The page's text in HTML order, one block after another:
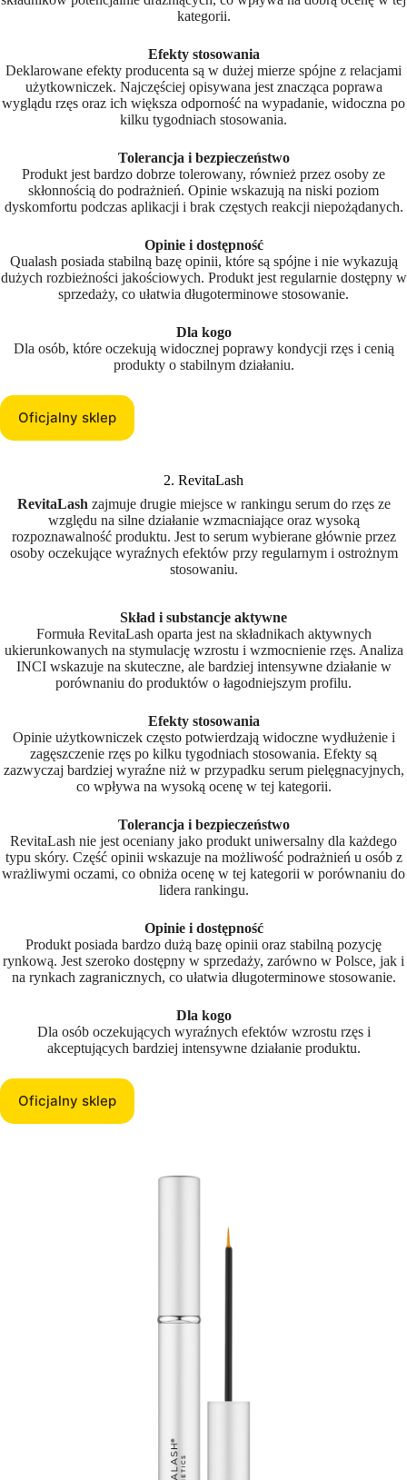
kategorii.
Efekty stosowania
Deklarowane efekty producenta są w dużej mierze spójne z relacjami
użytkowniczek. Najczęściej opisywana jest znacząca poprawa
wyglądu rzęs oraz ich większa odporność na wypadanie, widoczna po
kilku tygodniach stosowania.
Tolerancja i bezpieczeństwo
Produkt jest bardzo dobrze tolerowany, również przez osoby ze
skłonnością do podrażnień. Opinie wskazują na niski poziom
dyskomfortu podczas aplikacji i brak częstych reakcji niepożądanych.
Opinie i dostępność
Qualash posiada stabilną bazę opinii, które są spójne i nie wykazują
dużych rozbieżności jakościowych. Produkt jest regularnie dostępny w
sprzedaży, co ułatwia długoterminowe stosowanie.
Dla kogo
Dla osób, które oczekują widocznej poprawy kondycji rzęs i cenią
produkty o stabilnym działaniu.
Oficjalny sklep
2. RevitaLash
RevitaLash zajmuje drugie miejsce w rankingu serum do rzęs ze
względu na silne działanie wzmacniające oraz wysoką
rozpoznawalność produktu. Jest to serum wybierane głównie przez
osoby oczekujące wyraźnych efektów przy regularnym i ostrożnym
stosowaniu.
Skład i substancje aktywne
Formuła RevitaLash oparta jest na składnikach aktywnych
ukierunkowanych na stymulację wzrostu i wzmocnienie rzęs. Analiza
INCI wskazuje na skuteczne, ale bardziej intensywne działanie w
porównaniu do produktów o łagodniejszym profilu.
Efekty stosowania
Opinie użytkowniczek często potwierdzają widoczne wydłużenie i
zagęszczenie rzęs po kilku tygodniach stosowania. Efekty są
zazwyczaj bardziej wyraźne niż w przypadku serum pielęgnacyjnych,
co wpływa na wysoką ocenę w tej kategorii.
Tolerancja i bezpieczeństwo
RevitaLash nie jest oceniany jako produkt uniwersalny dla każdego
typu skóry. Część opinii wskazuje na możliwość podrażnień u osób z
wrażliwymi oczami, co obniża ocenę w tej kategorii w porównaniu do
lidera rankingu.
Opinie i dostępność
Produkt posiada bardzo dużą bazę opinii oraz stabilną pozycję
rynkową. Jest szeroko dostępny w sprzedaży, zarówno w Polsce, jak i
na rynkach zagranicznych, co ułatwia długoterminowe stosowanie.
Dla kogo
Dla osób oczekujących wyraźnych efektów wzrostu rzęs i
akceptujących bardziej intensywne działanie produktu.
Oficjalny sklep